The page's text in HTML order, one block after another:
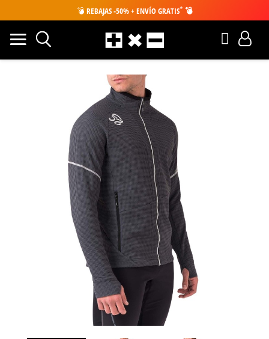
💣 REBAJAS -50% + ENVÍO GRATIS* 💣